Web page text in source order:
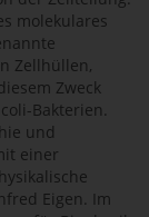
molekulares
Zellhüllen,
Zweck
Bakterien.
und
einer
Eigen. Im